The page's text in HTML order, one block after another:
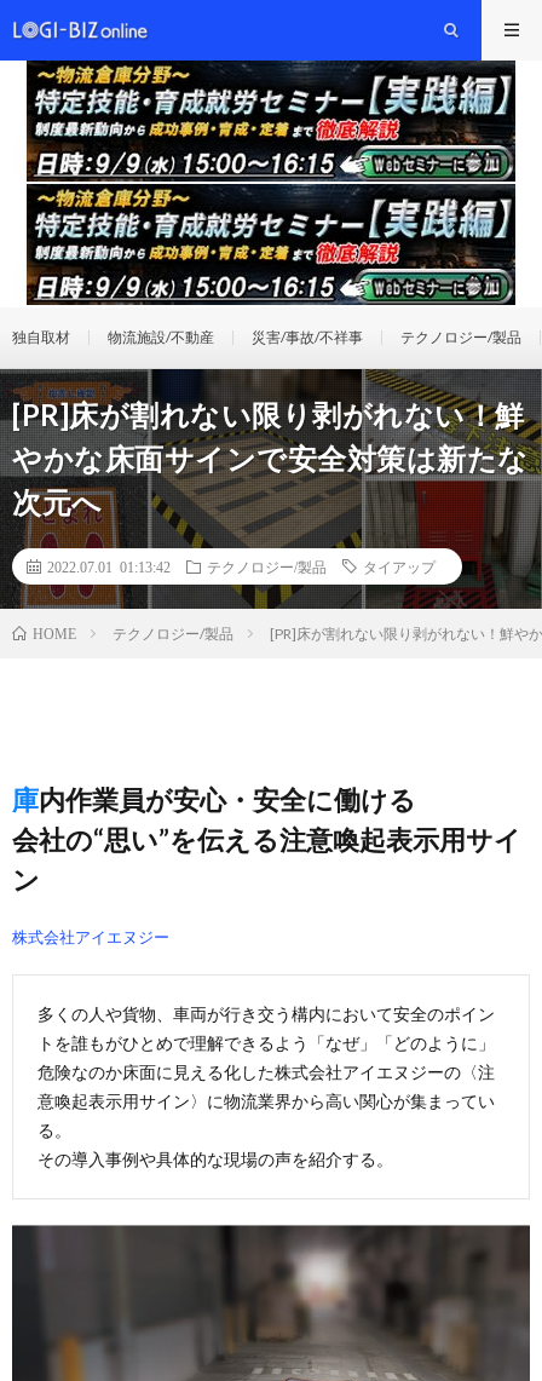
独自取材 物流施設/不動産 災害/事故/不祥事 テクノロジー/製品
[PR]床が割れない限り剥がれない！鮮
やかな床面サインで安全対策は新たな
次元へ
2022.07.01 01:13:42 テクノロジー/製品 タイアップ
HOME テクノロジー/製品 [PR]床が割れない限り剥がれない！鮮や
庫内作業員が安心・安全に働ける
会社の“思い”を伝える注意喚起表示用サイ
ン
株式会社アイエヌジー
多くの人や貨物、車両が行き交う構内において安全のポイン
トを誰もがひとめで理解できるよう「なぜ」「どのように」
危険なのか床面に見える化した株式会社アイエヌジーの〈注
意喚起表示用サイン〉に物流業界から高い関心が集まってい
る。
その導入事例や具体的な現場の声を紹介する。